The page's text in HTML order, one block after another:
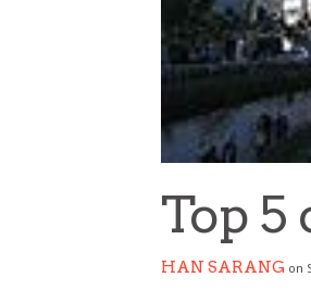
Top 5
HAN SARANG on